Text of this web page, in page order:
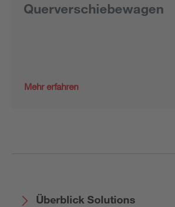
Querverschiebewagen
Mehr erfahren
Überblick Solutions